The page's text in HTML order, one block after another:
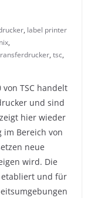
, label printer
,
, tsc,
TSC handelt
und sind
hier wieder
im Bereich von
neue
wird. Die
etabliert und für